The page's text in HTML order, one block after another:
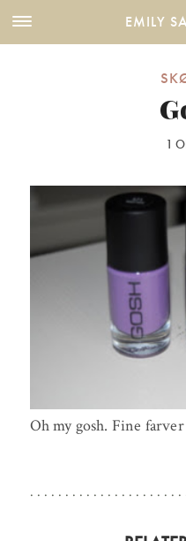
EMILY
1
Oh my gosh. Fine